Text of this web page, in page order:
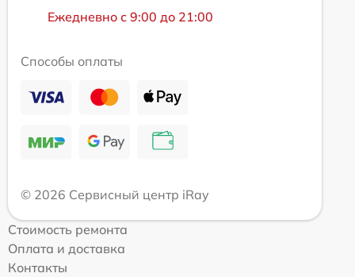
Ежедневно с 9:00 до 21:00
Способы оплаты
© 2026 Сервисный центр iRay
Стоимость ремонта
Оплата и доставка
Контакты